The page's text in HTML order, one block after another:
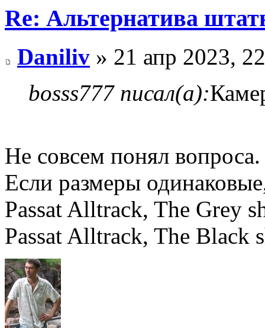
Re: Альтернатива
Daniliv » 21 апр 2023,
bosss777 писал(а):
Не совсем понял вопроса.
Если размеры
Passat Alltrack, The Grey
Passat Alltrack, The Black